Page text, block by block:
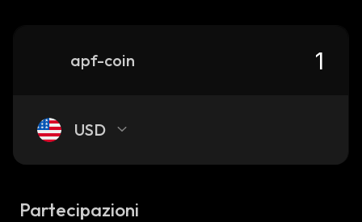
apf-coin
USD
Partecipazioni